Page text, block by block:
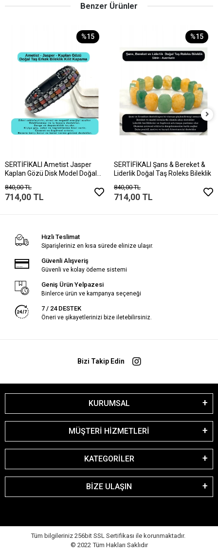
Benzer Ürünler
%15
SERTİFİKALI Ametist Jasper
Kaplan Gözü Disk Model Doğal
840,00 TL
714,00 TL
%15
SERTİFİKALI Şans & Bereket &
Liderlik Doğal Taş Roleks Bileklik
840,00 TL
714,00 TL
Hızlı Teslimat
Siparişleriniz en kısa sürede elinize ulaşır.
Güvenli Alışveriş
Güvenli ve kolay ödeme sistemi
Geniş Ürün Yelpazesi
Binlerce ürün ve kampanya seçeneği
7 / 24 DESTEK
Öneri ve şikayetlerinizi bize iletebilirsiniz.
Bizi Takip Edin
KURUMSAL
MÜŞTERİ HİZMETLERİ
KATEGORİLER
BİZE ULAŞIN
Tüm bilgileriniz 256bit SSL Sertifikası ile korunmaktadır.
© 2022 Tüm Hakları Saklıdır